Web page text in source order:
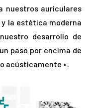
nuestros auriculares
y la estética moderna
desarrollo de
paso por encima de
acústicamente «.